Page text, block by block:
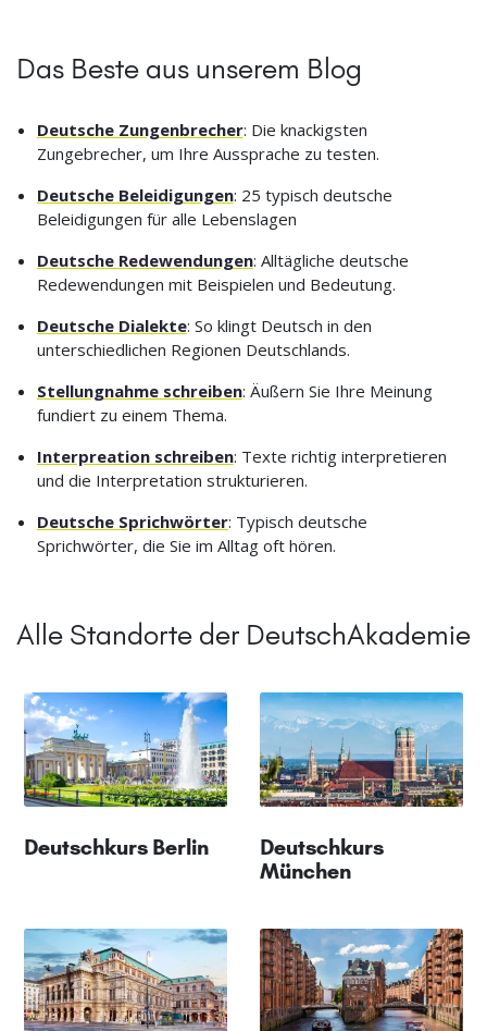
Das Beste aus unserem Blog
Deutsche Zungenbrecher: Die knackigsten
Zungebrecher, um Ihre Aussprache zu testen.
Deutsche Beleidigungen: 25 typisch deutsche
Beleidigungen für alle Lebenslagen
Deutsche Redewendungen: Alltägliche deutsche
Redewendungen mit Beispielen und Bedeutung.
Deutsche Dialekte: So klingt Deutsch in den
unterschiedlichen Regionen Deutschlands.
Stellungnahme schreiben: Äußern Sie Ihre Meinung
fundiert zu einem Thema.
Interpreation schreiben: Texte richtig interpretieren
und die Interpretation strukturieren.
Deutsche Sprichwörter: Typisch deutsche
Sprichwörter, die Sie im Alltag oft hören.
Alle Standorte der DeutschAkademie
Deutschkurs Berlin
Deutschkurs
München